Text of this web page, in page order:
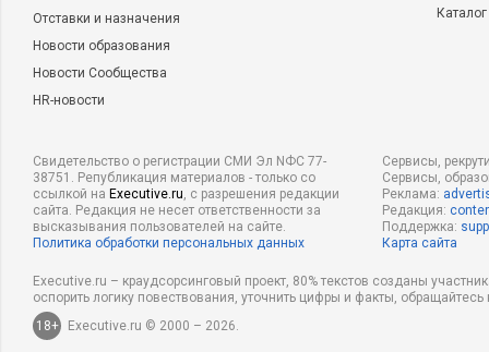
Отставки и назначения
Новости образования
Новости Сообщества
HR-новости
Свидетельство о регистрации СМИ Эл NФС 77-
38751. Републикация материалов - только со
ссылкой на Executive.ru, с разрешения редакции
сайта. Редакция не несет ответственности за
высказывания пользователей на сайте.
Политика обработки персональных данных
Сервисы,
Сервисы,
Реклама:
Редакция:
Поддержка:
Карта сайта
Executive.ru – краудсорсинговый проект, 80% текстов созданы
оспорить логику повествования, уточнить цифры и факты,
18+
Executive.ru © 2000 – 2026.